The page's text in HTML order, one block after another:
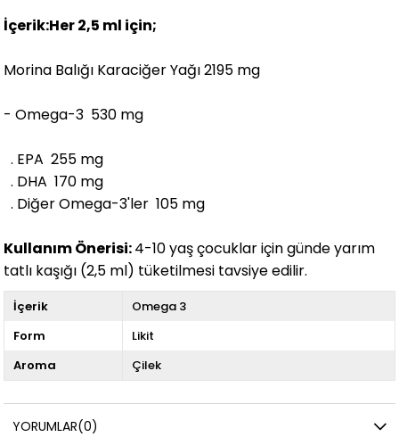
İçerik:Her 2,5 ml için;
Morina Balığı Karaciğer Yağı 2195 mg
- Omega-3 530 mg
. EPA 255 mg
. DHA 170 mg
. Diğer Omega-3'ler 105 mg
Kullanım Önerisi:4-10 yaş çocuklar için günde yarım
tatlı kaşığı (2,5 ml) tüketilmesi tavsiye edilir.
İçerik
Omega 3
Form
Likit
Aroma
Çilek
YORUMLAR(0)